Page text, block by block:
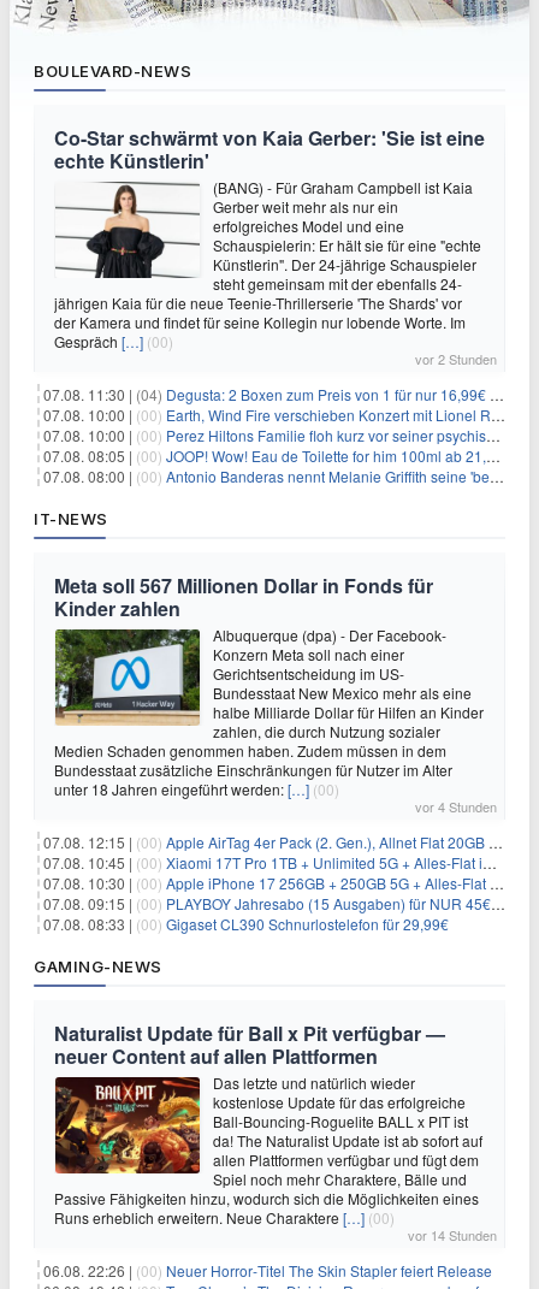
BOULEVARD-NEWS
Co-Star schwärmt von Kaia Gerber: 'Sie ist eine
echte Künstlerin'
(BANG) - Für Graham Campbell ist Kaia
Gerber weit mehr als nur ein
erfolgreiches Model und eine
Schauspielerin: Er hält sie für eine "echte
Künstlerin". Der 24-jährige Schauspieler
steht gemeinsam mit der ebenfalls 24-
jährigen Kaia für die neue Teenie-Thrillerserie 'The Shards' vor
der Kamera und findet für seine Kollegin nur lobende Worte. Im
Gespräch […] (00)
vor 2 Stunden
07.08. 11:30 | (04) Degusta: 2 Boxen zum Preis von 1 für nur 16,99€ inkl. Versand
07.08. 10:00 | (00) Earth, Wind Fire verschieben Konzert mit Lionel Richie nach medizinischem Notfall
07.08. 10:00 | (00) Perez Hiltons Familie floh kurz vor seiner psychischen Krise aus dem Haus
07.08. 08:05 | (00) JOOP! Wow! Eau de Toilette for him 100ml ab 21,84€ im Sparabo
07.08. 08:00 | (00) Antonio Banderas nennt Melanie Griffith seine 'beste Freundin'
IT-NEWS
Meta soll 567 Millionen Dollar in Fonds für
Kinder zahlen
Albuquerque (dpa) - Der Facebook-
Konzern Meta soll nach einer
Gerichtsentscheidung im US-
Bundesstaat New Mexico mehr als eine
halbe Milliarde Dollar für Hilfen an Kinder
zahlen, die durch Nutzung sozialer
Medien Schaden genommen haben. Zudem müssen in dem
Bundesstaat zusätzliche Einschränkungen für Nutzer im Alter
unter 18 Jahren eingeführt werden:[…] (00)
vor 4 Stunden
07.08. 12:15 | (00) Apple AirTag 4er Pack (2. Gen.), Allnet Flat 20GB 5G im Telekom-Netz für 14,99€/Monat – eff. 2,07€/Monat
07.08. 10:45 | (00) Xiaomi 17T Pro 1TB + Unlimited 5G + Alles-Flat im o2 Netz für 29,99€/Monat – eff. 1,15€/Monat
07.08. 10:30 | (00) Apple iPhone 17 256GB + 250GB 5G + Alles-Flat im Telekom-Netz für 34€/Monat – eff. 6,29€/Monat
07.08. 09:15 | (00) PLAYBOY Jahresabo (15 Ausgaben) für NUR 45€ (statt 198€)
07.08. 08:33 | (00) Gigaset CL390 Schnurlostelefon für 29,99€
GAMING-NEWS
Naturalist Update für Ball x Pit verfügbar —
neuer Content auf allen Plattformen
Das letzte und natürlich wieder
kostenlose Update für das erfolgreiche
Ball-Bouncing-Roguelite BALL x PIT ist
da! The Naturalist Update ist ab sofort auf
allen Plattformen verfügbar und fügt dem
Spiel noch mehr Charaktere, Bälle und
Passive Fähigkeiten hinzu, wodurch sich die Möglichkeiten eines
Runs erheblich erweitern. Neue Charaktere […] (00)
vor 14 Stunden
06.08. 22:26 | (00) Neuer Horror‑Titel The Skin Stapler feiert Release